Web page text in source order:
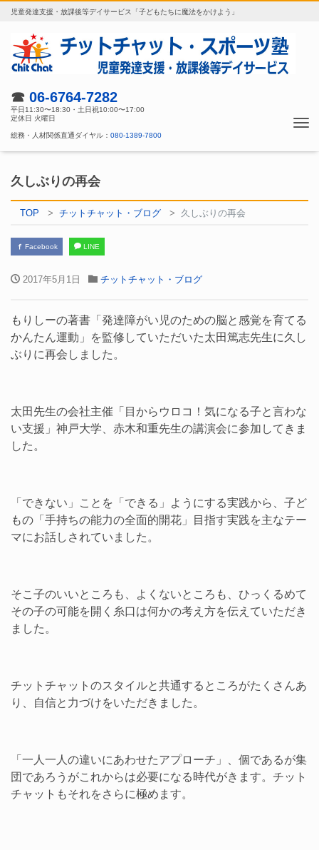
児童発達支援・放課後等デイサービス「子どもたちに魔法をかけよう」
☎ 06-6764-7282
平日11:30〜18:30・土日祝10:00〜17:00
定休日 火曜日
総務・人材関係直通ダイヤル： 080-1389-7800
久しぶりの再会
TOP チットチャット・ブログ 久しぶりの再会
Facebook LINE
2017年5月1日 チットチャット・ブログ
もりしーの著書「発達障がい児のための脳と感覚を育てる
かんたん運動」を監修していただいた太田篤志先生に久し
ぶりに再会しました。
太田先生の会社主催「目からウロコ！気になる子と言わな
い支援」神戸大学、赤木和重先生の講演会に参加してきま
した。
「できない」ことを「できる」ようにする実践から、子ど
もの「手持ちの能力の全面的開花」目指す実践を主なテー
マにお話しされていました。
そこ子のいいところも、よくないところも、ひっくるめて
その子の可能を開く糸口は何かの考え方を伝えていただき
ました。
チットチャットのスタイルと共通するところがたくさんあ
り、自信と力づけをいただきました。
「一人一人の違いにあわせたアプローチ」、個であるが集
団であろうがこれからは必要になる時代がきます。チット
チャットもそれをさらに極めます。